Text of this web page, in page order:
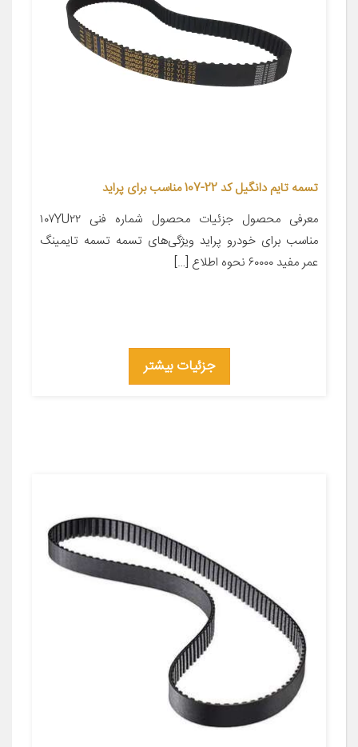
تسمه تایم دانگیل کد 22-107 مناسب برای پراید
معرفی محصول جزئیات محصول شماره فنی ۱۰۷YU۲۲
مناسب برای خودرو پراید ویژگی‌های تسمه تسمه تایمینگ
عمر مفید ۶۰۰۰۰ نحوه اطلاع […]
جزئیات بیشتر